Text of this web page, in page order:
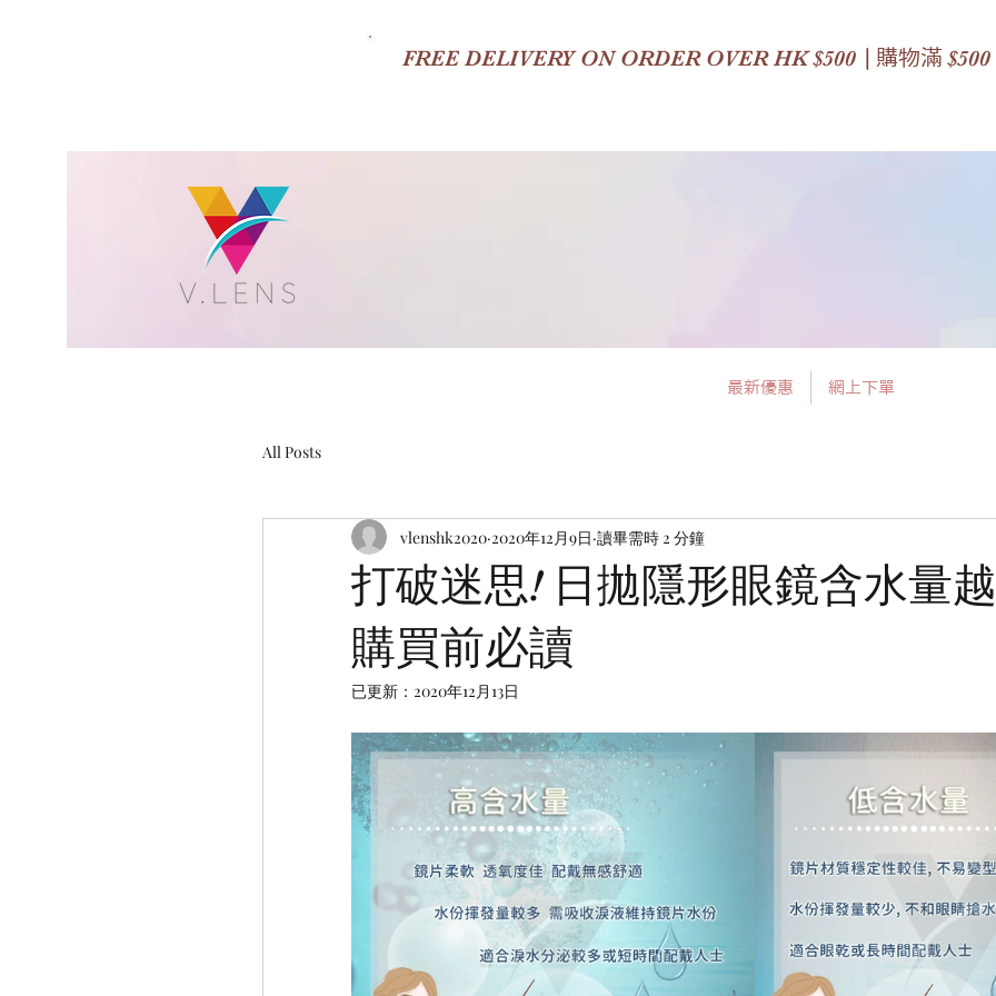
FREE DELIVERY ON ORDER OVER HK $500 | 購物滿 $500
最新優惠 網上下單
All Posts
打破迷思! 日拋隱形眼鏡含水量
購買前必讀
vlenshk2020 2020年12月9日 讀畢需時 2 分鐘
已更新： 2020年12月13日